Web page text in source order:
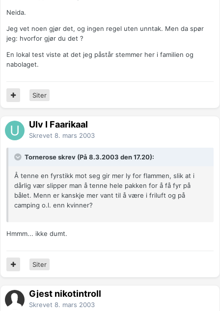
Neida.
Jeg vet noen gjør det, og ingen regel uten unntak. Men da spør
jeg: hvorfor gjør du det ?
En lokal test viste at det jeg påstår stemmer her i familien og
nabolaget.
Siter
Ulv I Faarikaal
Skrevet 8. mars 2003
Tornerose skrev (På 8.3.2003 den 17.20):
Å tenne en fyrstikk mot seg gir mer ly for flammen, slik at i
dårlig vær slipper man å tenne hele pakken for å få fyr på
bålet. Menn er kanskje mer vant til å være i friluft og på
camping o.l. enn kvinner?
Hmmm... ikke dumt.
Siter
Gjest nikotintroll
Skrevet 8. mars 2003